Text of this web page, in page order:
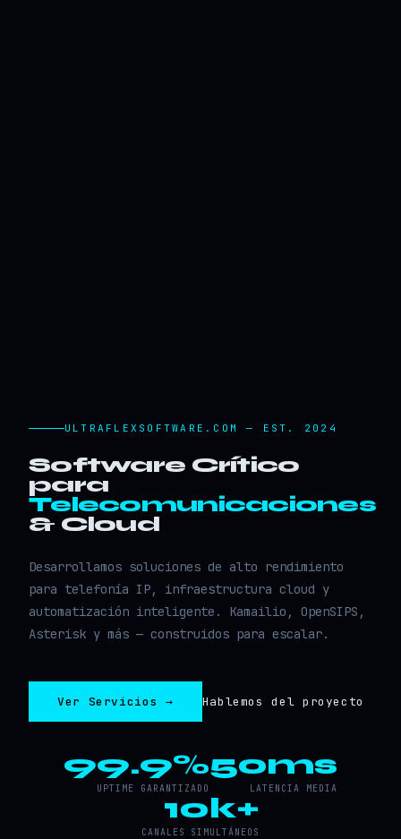
ULTRAFLEXSOFTWARE.COM — EST. 2024
Software Crítico
para
Telecomunicaciones
& Cloud
Desarrollamos soluciones de alto rendimiento
para telefonía IP, infraestructura cloud y
automatización inteligente. Kamailio, OpenSIPS,
Asterisk y más — construidos para escalar.
Ver Servicios → Hablemos del proyecto
99.9%
UPTIME GARANTIZADO
50ms
LATENCIA MEDIA
10k+
CANALES SIMULTÁNEOS